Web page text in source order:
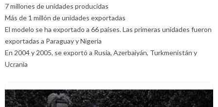
7 millones de unidades producidas
Más de 1 millón de unidades exportadas
El modelo se ha exportado a 66 países. Las primeras unidades fueron
exportadas a Paraguay y Nigeria
En 2004 y 2005, se exportó a Rusia, Azerbaiyán, Turkmenistán y
Ucrania